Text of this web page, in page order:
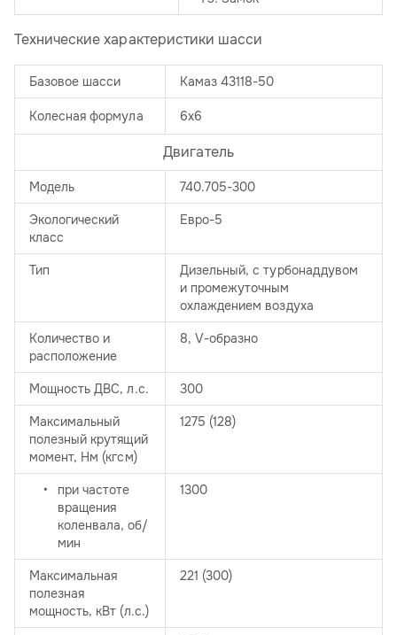
Технические характеристики шасси
Базовое шасси Камаз 43118-50
Колесная формула 6х6
Двигатель
Модель 740.705-300
Экологический
класс
Евро-5
Тип
Дизельный, с турбонаддувом
и промежуточным
охлаждением воздуха
Количество и
расположение
8, V-образно
Мощность ДВС, л.с. 300
Максимальный
полезный крутящий
момент, Нм (кгсм)
1275 (128)
при частоте
вращения
коленвала, об/
мин
1300
Максимальная
полезная
мощность, кВт (л.с.)
221 (300)